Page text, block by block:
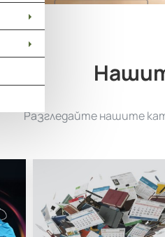
Разгледайте нашите